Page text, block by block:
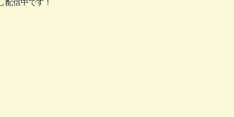
信中です！